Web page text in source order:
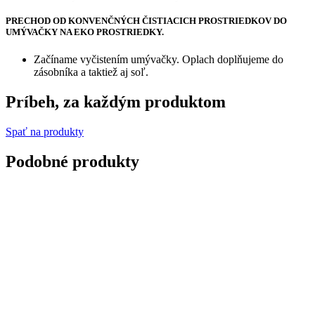
PRECHOD OD KONVENČNÝCH ČISTIACICH PROSTRIEDKOV DO
UMÝVAČKY NA EKO PROSTRIEDKY.
Začíname vyčistením umývačky. Oplach doplňujeme do
zásobníka a taktiež aj soľ.
Príbeh, za každým produktom
Spať na produkty
Podobné produkty